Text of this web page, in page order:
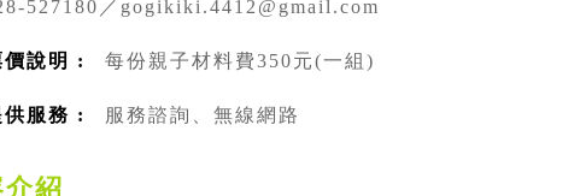
527180／gogikiki.4412@gmail.com
價說明 : 每份親子材料費350元(一組)
供服務 : 服務諮詢、無線網路
紹